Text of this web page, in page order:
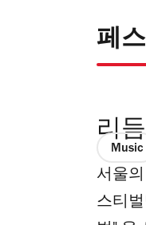
페
리
Music
서울
스티